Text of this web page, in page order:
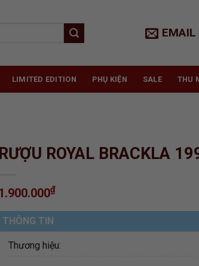
EMAIL
LIMITED EDITION PHỤ KIỆN SALE THU
RƯỢU ROYAL BRACKLA
₫
THÔNG TIN
Thương hiệu: